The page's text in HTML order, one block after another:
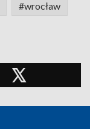
#wrocław